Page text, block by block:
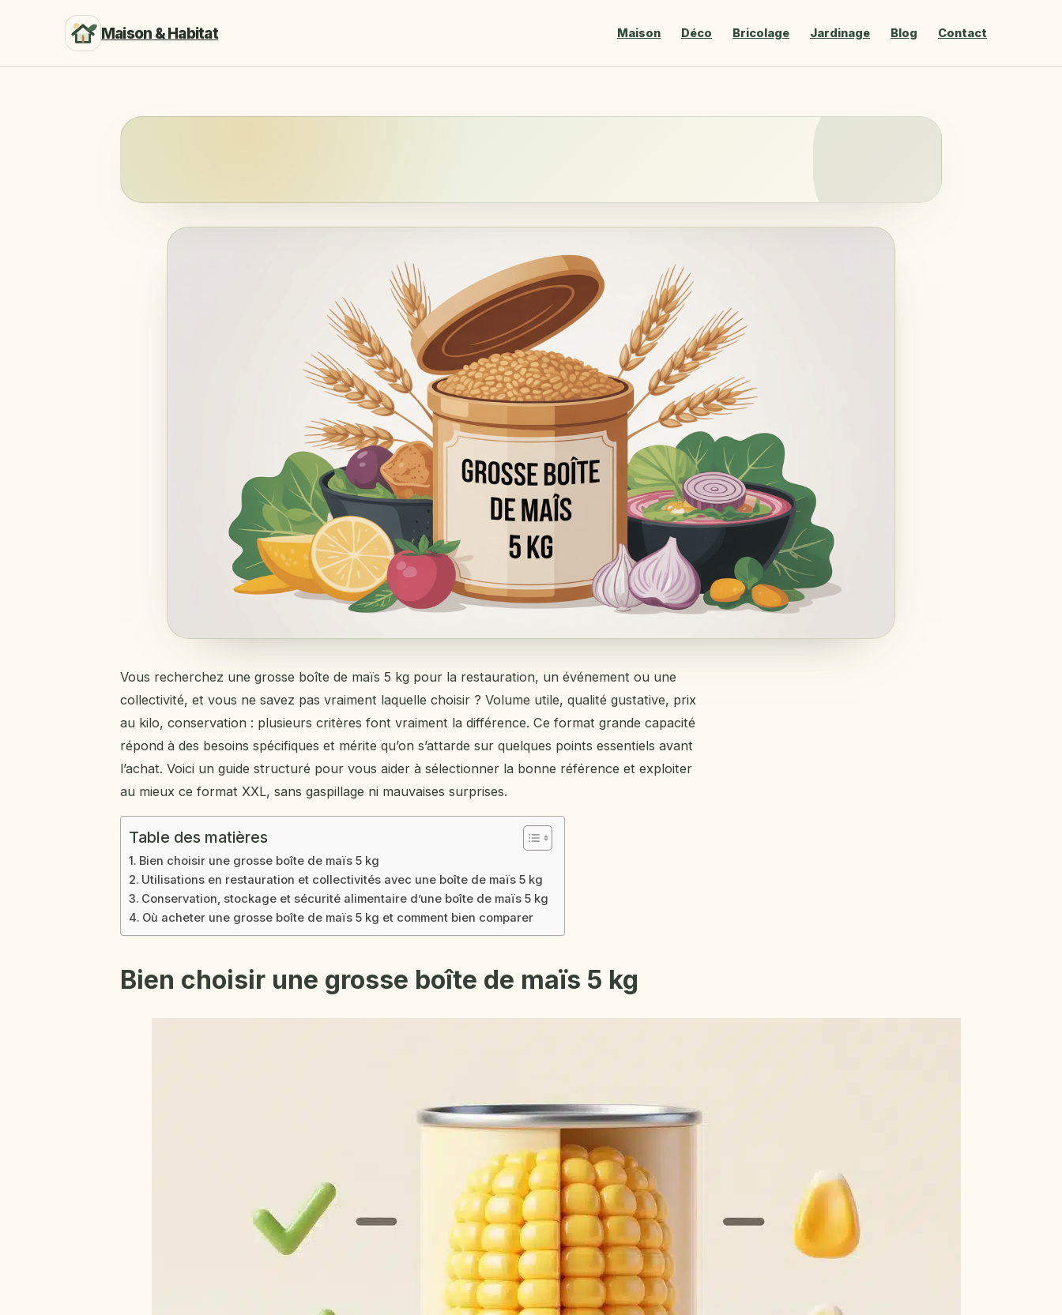
Maison & Habitat Maison Déco Bricolage Jardinage Blog Contact
Vous recherchez une grosse boîte de maïs 5 kg pour la restauration, un événement ou une
collectivité, et vous ne savez pas vraiment laquelle choisir ? Volume utile, qualité gustative, prix
au kilo, conservation : plusieurs critères font vraiment la différence. Ce format grande capacité
répond à des besoins spécifiques et mérite qu’on s’attarde sur quelques points essentiels avant
l’achat. Voici un guide structuré pour vous aider à sélectionner la bonne référence et exploiter
au mieux ce format XXL, sans gaspillage ni mauvaises surprises.
Table des matières
Bien choisir une grosse boîte de maïs 5 kg
Utilisations en restauration et collectivités avec une boîte de maïs 5 kg
Conservation, stockage et sécurité alimentaire d’une boîte de maïs 5 kg
Où acheter une grosse boîte de maïs 5 kg et comment bien comparer
Bien choisir une grosse boîte de maïs 5 kg